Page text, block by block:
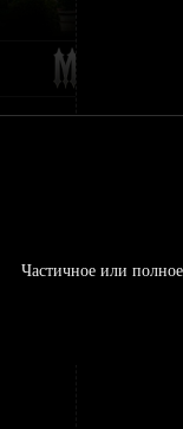
Частичное или